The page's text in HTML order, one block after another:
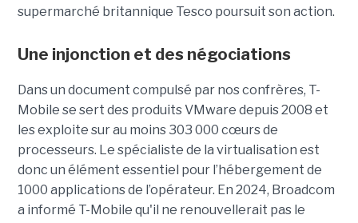
supermarché britannique Tesco poursuit son action.
Une injonction et des négociations
Dans un document compulsé par nos confrères, T-
Mobile se sert des produits VMware depuis 2008 et
les exploite sur au moins 303 000 cœurs de
processeurs. Le spécialiste de la virtualisation est
donc un élément essentiel pour l’hébergement de
1000 applications de l’opérateur. En 2024, Broadcom
a informé T-Mobile qu'il ne renouvellerait pas le